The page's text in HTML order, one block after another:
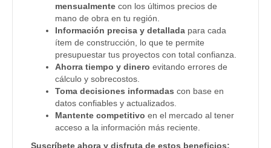
mensualmente con los últimos precios de
mano de obra en tu región.
Información precisa y detallada para cada
ítem de construcción, lo que te permite
presupuestar tus proyectos con total confianza.
Ahorra tiempo y dinero evitando errores de
cálculo y sobrecostos.
Toma decisiones informadas con base en
datos confiables y actualizados.
Mantente competitivo en el mercado al tener
acceso a la información más reciente.
Suscríbete ahora y disfruta de estos beneficios: